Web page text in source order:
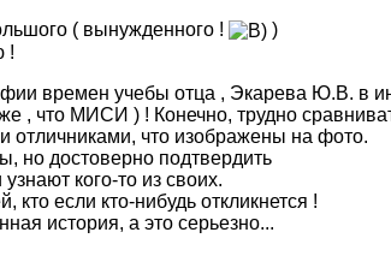
( вынужденного !
)
!
времен учебы отца , Экарева Ю.В. в
МИСИ ) ! Конечно, трудно
отличниками, что изображены на фото.
но достоверно подтвердить
кого-то из своих.
кто если кто-нибудь откликнется !
история, а это серьезно...